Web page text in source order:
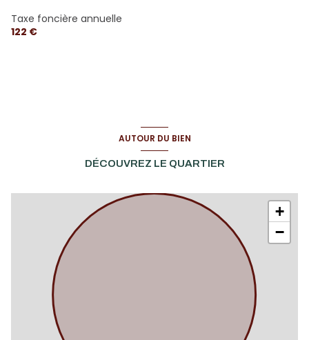
Taxe foncière annuelle
122 €
AUTOUR DU BIEN
DÉCOUVREZ LE QUARTIER
+
−